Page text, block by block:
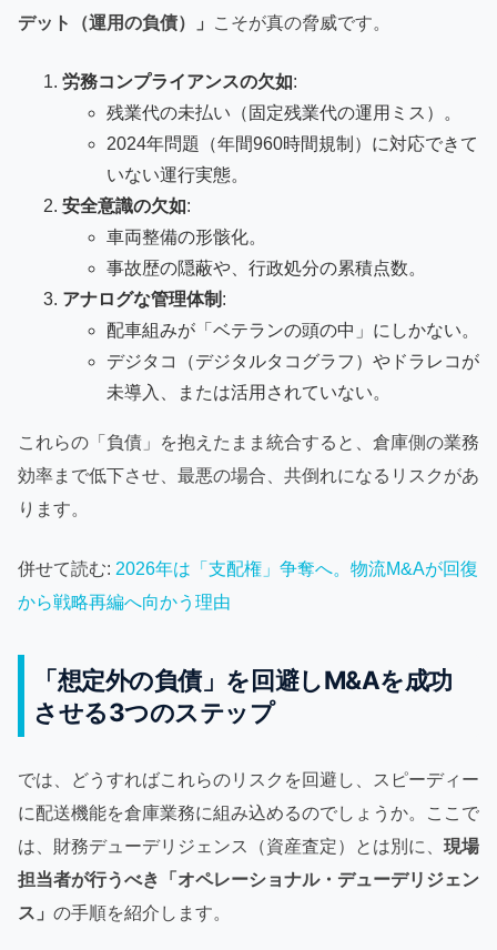
デット（運用の負債）」
こそが真の脅威です。
労務コンプライアンスの欠如:
残業代の未払い（固定残業代の運用ミス）。
2024年問題（年間960時間規制）に対応できて
いない運行実態。
安全意識の欠如:
車両整備の形骸化。
事故歴の隠蔽や、行政処分の累積点数。
アナログな管理体制 :
配車組みが「ベテランの頭の中」にしかない。
デジタコ（デジタルタコグラフ）やドラレコが
未導入、または活用されていない。
これらの「負債」を抱えたまま統合すると、倉庫側の業務
効率まで低下させ、最悪の場合、共倒れになるリスクがあ
ります。
併せて読む: 2026年は「支配権」争奪へ。物流M&Aが回復
から戦略再編へ向かう理由
「想定外の負債」を回避しM&Aを成功
させる3つのステップ
では、どうすればこれらのリスクを回避し、スピーディー
に配送機能を倉庫業務に組み込めるのでしょうか。ここで
は、財務デューデリジェンス（資産査定）とは別に、 現場
担当者が行うべき「オペレーショナル・デューデリジェン
ス」 の手順を紹介します。